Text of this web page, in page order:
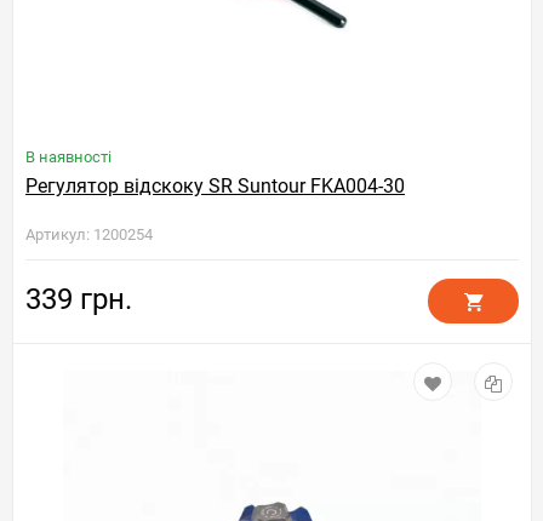
В наявності
Регулятор відскоку SR Suntour FKA004-30
Артикул: 1200254
339 грн.